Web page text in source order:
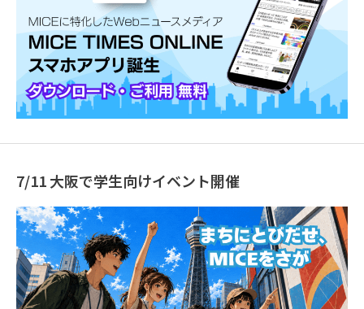
7/11 大阪で学生向けイベント開催